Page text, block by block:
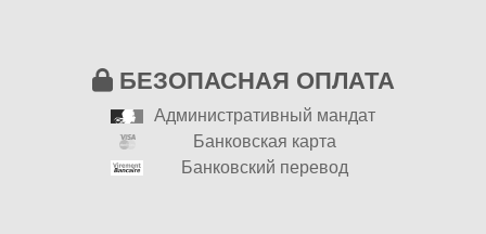
БЕЗОПАСНАЯ ОПЛАТА
Административный мандат
Банковская карта
Банковский перевод